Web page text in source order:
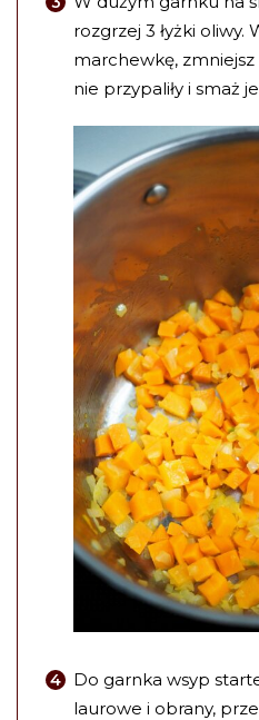
rozgrzej 3 łyżki oliwy.
marchewkę,
nie przypaliły i smaż
Do garnka wsyp
laurowe i obrany,